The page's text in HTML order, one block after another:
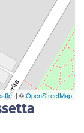
| ©OpenStreetMap